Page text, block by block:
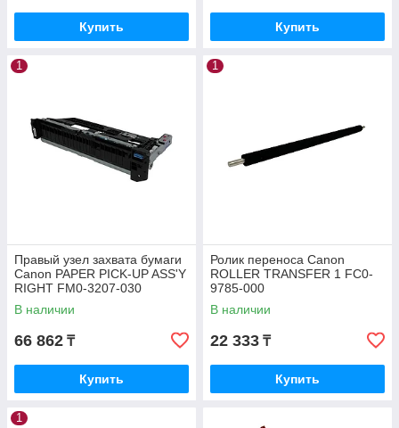
Купить Купить
1
Правый узел захвата бумаги
Canon PAPER PICK-UP ASS'Y
RIGHT FM0-3207-030
В наличии
66 862 ₸
Купить
1
Ролик переноса Canon
ROLLER TRANSFER 1 FC0-
9785-000
В наличии
22 333 ₸
Купить
1